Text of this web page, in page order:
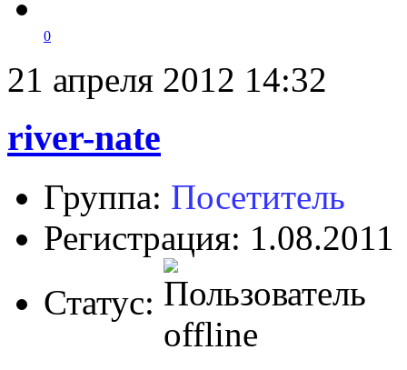
0
21 апреля 2012 14:32
river-nate
Группа: Посетитель
Регистрация: 1.08.2011
Статус: